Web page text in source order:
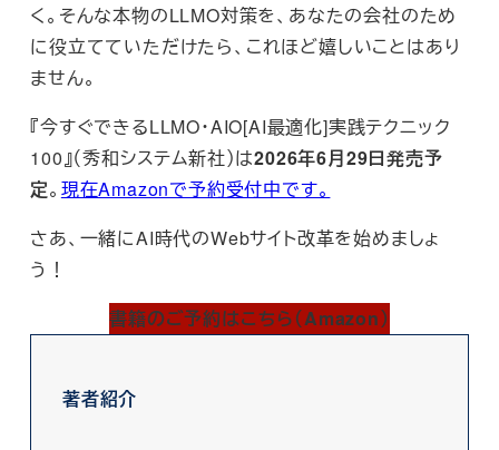
く。そんな本物のLLMO対策を、あなたの会社のため
に役立てていただけたら、これほど嬉しいことはあり
ません。
『今すぐできるLLMO・AIO[AI最適化]実践テクニック
100』（秀和システム新社）は2026年6月29日発売予
定。 現在Amazonで予約受付中です。
さあ、一緒にAI時代のWebサイト改革を始めましょ
う！
書籍のご予約はこちら（Amazon）
著者紹介